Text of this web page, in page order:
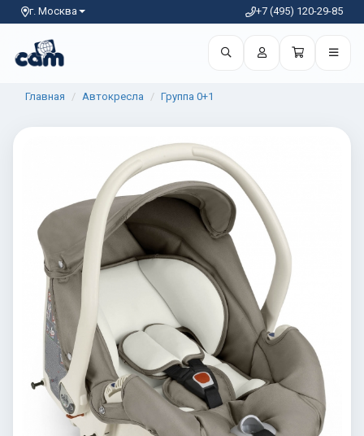
г. Москва +7 (495) 120-29-85
Главная Автокресла Группа 0+1